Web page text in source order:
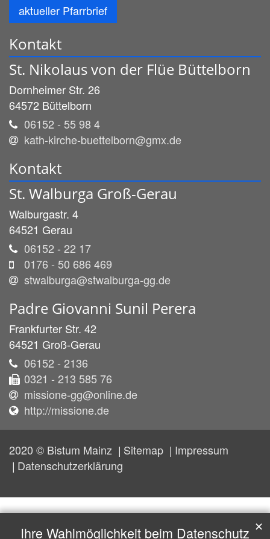
aktueller Pfarrbrief
Kontakt
St. Nikolaus von der Flüe Büttelborn
Dornheimer Str. 26
64572 Büttelborn
06152 - 55 98 4
kath-kirche-buettelborn@gmx.de
Kontakt
St. Walburga Groß-Gerau
Walburgastr. 4
64521 Gerau
06152 - 22 17
0176 - 50 686 469
stwalburga@stwalburga-gg.de
Padre Giovanni Sunil Perera
Frankfurter Str. 42
64521 Groß-Gerau
06152 - 2136
0321 - 213 585 76
missione-gg@online.de
http://missione.de
2020 © Bistum Mainz Sitemap
Impressum
Datenschutzerklärung
Ihre Wahlmöglichkeit beim Datenschutz ✕